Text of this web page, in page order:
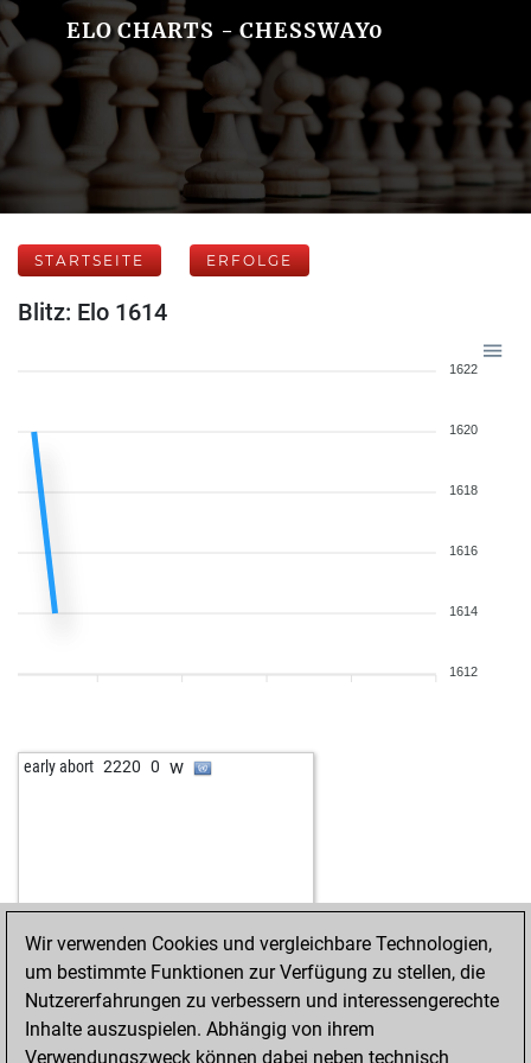
ELO CHARTS - CHESSWAY0
STARTSEITE ERFOLGE
Blitz: Elo 1614
1622
1620
1618
1616
1614
1612
early abort 2220 0 w
Wir verwenden Cookies und vergleichbare Technologien,
um bestimmte Funktionen zur Verfügung zu stellen, die
Nutzererfahrungen zu verbessern und interessengerechte
Inhalte auszuspielen. Abhängig von ihrem
Verwendungszweck können dabei neben technisch